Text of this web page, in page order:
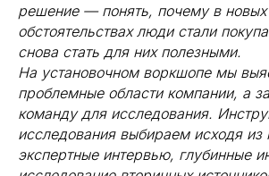
решение — понять, почему в новых
обстоятельствах люди стали
снова стать для них полезными.
На установочном воркшопе мы
проблемные области компании, а
команду для исследования.
исследования выбираем исходя из
экспертные интервью, глубинные